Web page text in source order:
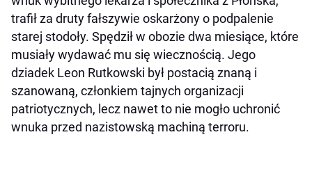
trafił za druty fałszywie oskarżony o podpalenie
starej stodoły. Spędził w obozie dwa miesiące, które
musiały wydawać mu się wiecznością. Jego
dziadek Leon Rutkowski był postacią znaną i
szanowaną, członkiem tajnych organizacji
patriotycznych, lecz nawet to nie mogło uchronić
wnuka przed nazistowską machiną terroru.